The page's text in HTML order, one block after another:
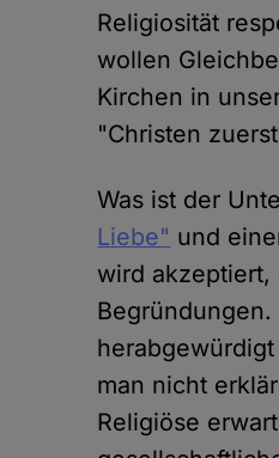
Religiosität
wollen
Kirchen in
"Christen
Was ist der
Liebe" und
wird akzeptiert,
man nicht
Religiöse